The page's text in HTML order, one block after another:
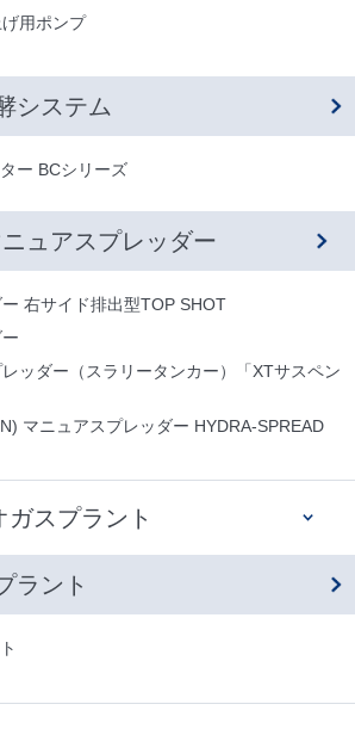
用ポンプ
システム
ー BCシリーズ
ュアスプレッダー
右サイド排出型TOP SHOT
ッダー（スラリータンカー）「XTサスペン
マニュアスプレッダー HYDRA-SPREAD
ガスプラント
ラント